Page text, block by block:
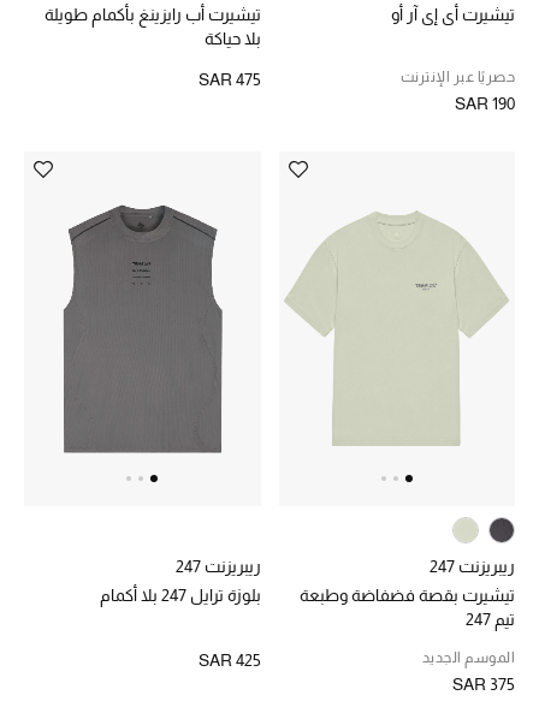
الأطفال
عرض جميع المنتجات
ما وصل حديثاً
ركن أناقة المنتجعات
هدايا للأطفال
تيشيرت أي إي آر أو
حصريًا عبر الإنترنت
SAR 190
تيشيرت أب رايزينغ بأكمام طويلة
بلا حياكة
SAR 475
ريبريزنت 247
تيشيرت بقصة فضفاضة وطبعة
تيم 247
الموسم الجديد
SAR 375
ريبريزنت 247
بلوزة ترايل 247 بلا أكمام
SAR 425